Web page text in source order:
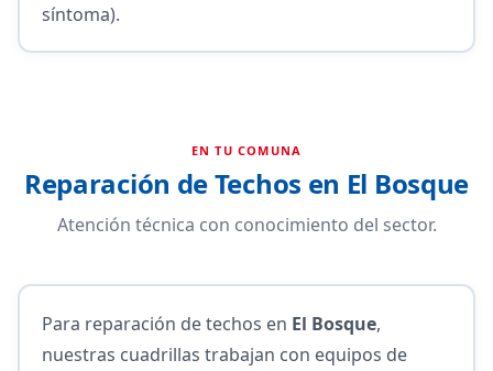
síntoma).
EN TU COMUNA
Reparación de Techos en El Bosque
Atención técnica con conocimiento del sector.
Para reparación de techos en El Bosque,
nuestras cuadrillas trabajan con equipos de